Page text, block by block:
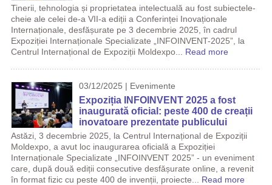
Tinerii, tehnologia și proprietatea intelectuală au fost subiectele-
cheie ale celei de-a VII-a ediții a Conferinței Inovaționale
Internaționale, desfășurate pe 3 decembrie 2025, în cadrul
Expoziției Internaționale Specializate „INFOINVENT-2025”, la
Centrul Internațional de Expoziții Moldexpo... Read more
03/12/2025 | Evenimente
Expoziția INFOINVENT 2025 a fost
inaugurată oficial: peste 400 de creații
inovatoare prezentate publicului
Astăzi, 3 decembrie 2025, la Centrul Internațional de Expoziții
Moldexpo, a avut loc inaugurarea oficială a Expoziției
Internaționale Specializate „INFOINVENT 2025” - un eveniment
care, după două ediții consecutive desfășurate online, a revenit
în format fizic cu peste 400 de invenții, proiecte... Read more